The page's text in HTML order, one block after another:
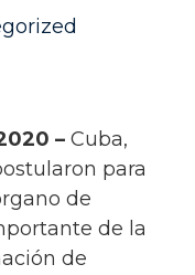
– Cuba,
para
de
de la
de